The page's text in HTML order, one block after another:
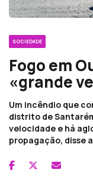
SOCIEDADE
Fogo em
«grande
Um incêndio que
distrito de
velocidade e há
propagação, disse